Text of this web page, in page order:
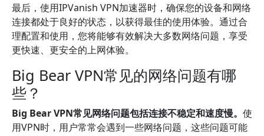
最后，使用IPVanish VPN加速器时，确保您的设备和网络
连接都处于良好的状态，以获得最佳的使用体验。通过合
理配置和使用，您将能够有效解决大多数网络问题，享受
更快速、更安全的上网体验。
Big Bear VPN常见的网络问题有哪
些？
Big Bear VPN常见网络问题包括连接不稳定和速度慢。 使
用VPN时，用户常常会遇到一些网络问题，这些问题可能